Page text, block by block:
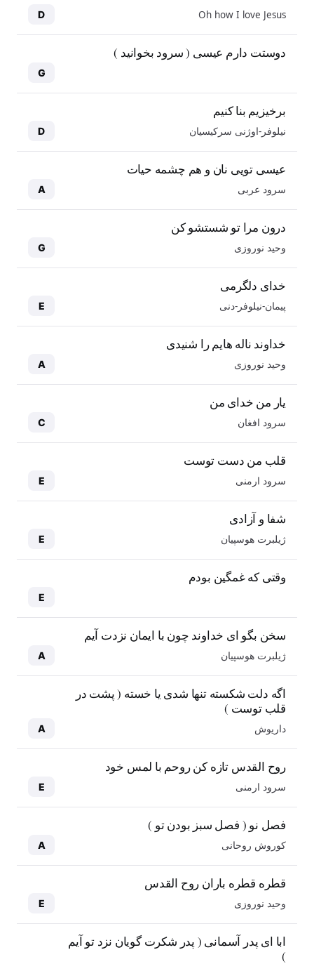
Oh how I love Jesus
D
دوستت دارم عیسی ( سرود بخوانید )
G
برخیزیم بنا کنیم
نیلوفر-اوژنی سرکیسیان D
عیسی تویی نان و هم چشمه حیات
سرود عربی A
درون مرا تو شستشو کن
وحید نوروزی G
خدای دلگرمی
پیمان-نیلوفر-دنی E
خداوند ناله هایم را شنیدی
وحید نوروزی A
یار من خدای من
سرود افغان C
قلب من دست توست
سرود ارمنی E
شفا و آزادی
ژیلبرت هوسپیان E
وقتی که غمگین بودم
E
سخن بگو ای خداوند چون با ایمان نزدت آیم
ژیلبرت هوسپیان A
اگه دلت شکسته تنها شدی یا خسته ( پشت در
قلب توست )
داریوش A
روح القدس تازه کن روحم با لمس خود
سرود ارمنی E
فصل نو ( فصل سبز بودن تو )
کوروش روحانی A
قطره قطره باران روح القدس
وحید نوروزی E
ابا ای پدر آسمانی ( پدر شکرت گویان نزد تو آیم
)